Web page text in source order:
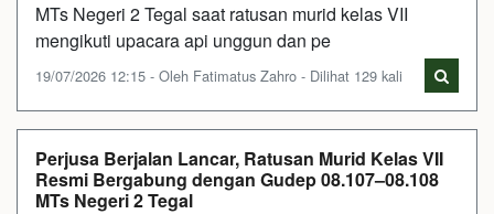
MTs Negeri 2 Tegal saat ratusan murid kelas VII
mengikuti upacara api unggun dan pe
19/07/2026 12:15 - Oleh Fatimatus Zahro - Dilihat 129 kali
Perjusa Berjalan Lancar, Ratusan Murid Kelas VII
Resmi Bergabung dengan Gudep 08.107–08.108
MTs Negeri 2 Tegal